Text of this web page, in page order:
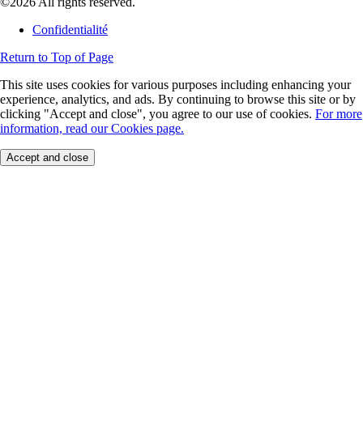
Confidentialité
Return to Top of Page
This site uses cookies for various purposes including enhancing your
experience, analytics, and ads. By continuing to browse this site or by
clicking "Accept and close", you agree to our use of cookies. For more
information, read our Cookies page.
Accept and close